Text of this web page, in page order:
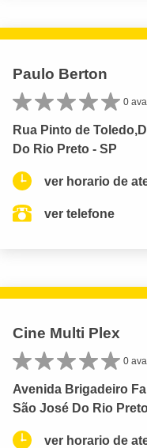
Paulo Berton
0
Rua Pinto de
Do Rio Preto - SP
ver horario de
ver telefone
Cine Multi Plex
0
Avenida Brigadeiro
São José Do Rio
ver horario de